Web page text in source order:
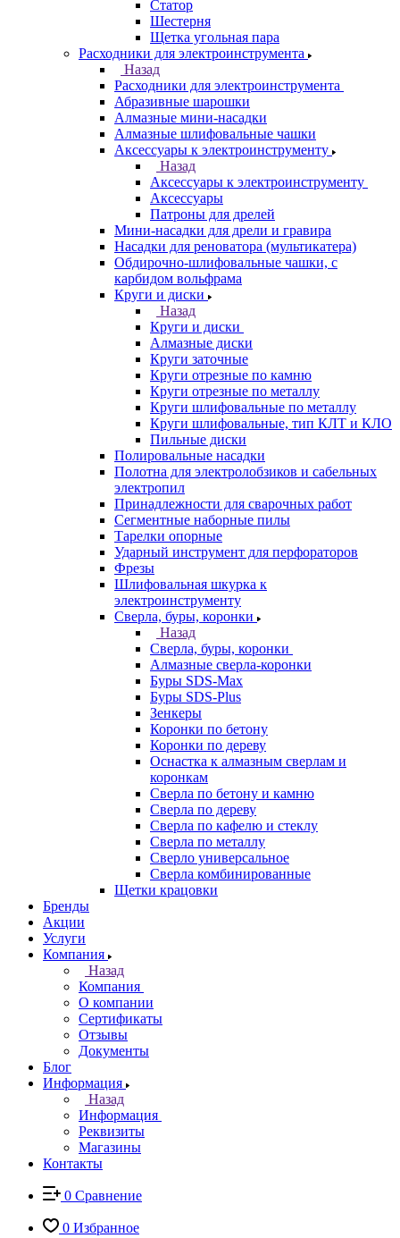
Статор
Шестерня
Щетка угольная пара
Расходники для электроинструмента
Назад
Расходники для электроинструмента
Абразивные шарошки
Алмазные мини-насадки
Алмазные шлифовальные чашки
Аксессуары к электроинструменту
Назад
Аксессуары к электроинструменту
Аксессуары
Патроны для дрелей
Мини-насадки для дрели и гравира
Насадки для реноватора (мультикатера)
Обдирочно-шлифовальные чашки, с
карбидом вольфрама
Круги и диски
Назад
Круги и диски
Алмазные диски
Круги заточные
Круги отрезные по камню
Круги отрезные по металлу
Круги шлифовальные по металлу
Круги шлифовальные, тип КЛТ и КЛО
Пильные диски
Полировальные насадки
Полотна для электролобзиков и сабельных
электропил
Принадлежности для сварочных работ
Сегментные наборные пилы
Тарелки опорные
Ударный инструмент для перфораторов
Фрезы
Шлифовальная шкурка к
электроинструменту
Сверла, буры, коронки
Назад
Сверла, буры, коронки
Алмазные сверла-коронки
Буры SDS-Max
Буры SDS-Plus
Зенкеры
Коронки по бетону
Коронки по дереву
Оснастка к алмазным сверлам и
коронкам
Сверла по бетону и камню
Сверла по дереву
Сверла по кафелю и стеклу
Сверла по металлу
Сверло универсальное
Сверла комбинированные
Щетки крацовки
Бренды
Акции
Услуги
Компания
Назад
Компания
О компании
Сертификаты
Отзывы
Документы
Блог
Информация
Назад
Информация
Реквизиты
Магазины
Контакты
0 Сравнение
0 Избранное